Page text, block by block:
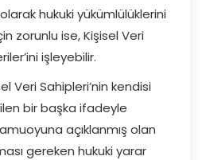
hukuki yükümlülüklerini
zorunlu ise, Kişisel Veri
işleyebilir.
Veri Sahipleri’nin kendisi
bir başka ifadeyle
açıklanmış olan
gereken hukuki yarar